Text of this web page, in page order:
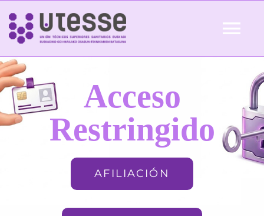
Skip
content
Inicio
QUIÉNES SOMOS Acceso
Restringido
AFILIACIÓN